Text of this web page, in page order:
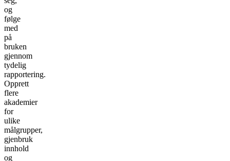
og
følge
med
på
bruken
gjennom
tydelig
rapportering.
Opprett
flere
akademier
for
ulike
målgrupper,
gjenbruk
innhold
og